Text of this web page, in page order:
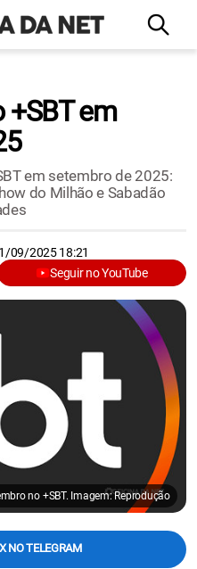
em
em setembro de 2025:
do Milhão e Sabadão
09/2025 18:21
Seguir no YouTube
no +SBT. Imagem: Reprodução
NO TELEGRAM